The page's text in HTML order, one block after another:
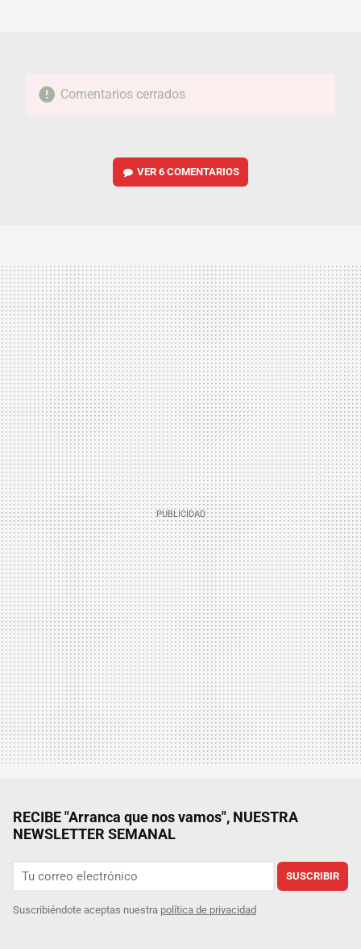
Comentarios cerrados
VER6 COMENTARIOS
RECIBE "Arranca que nos vamos", NUESTRA
NEWSLETTER SEMANAL
SUSCRIBIR
Suscribiéndote aceptas nuestra política de privacidad